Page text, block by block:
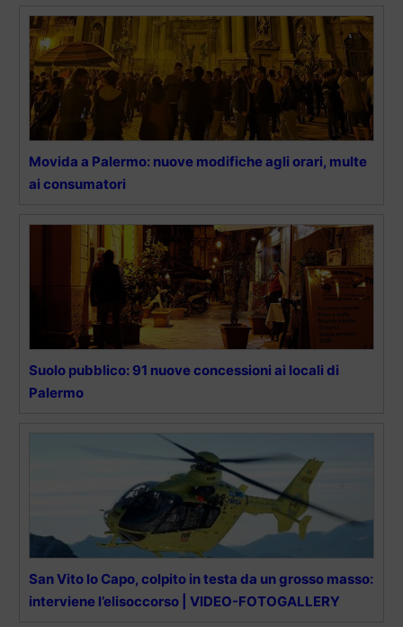
Movida a Palermo: nuove modifiche agli orari, multe
ai consumatori
Suolo pubblico: 91 nuove concessioni ai locali di
Palermo
San Vito lo Capo, colpito in testa da un grosso masso:
interviene l’elisoccorso | VIDEO-FOTOGALLERY